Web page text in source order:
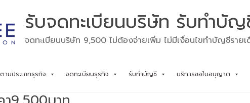
รับจดทะเบียนบริษัท รับทำบั
จดทะเบียนบริษัท 9,500 ไม่ต้องจ่ายเพิ่ม ไม่มีเงื่อนไขทำบัญชีรา
ามประเภทธุรกิจ จดทะเบียนธุรกิจ รับทำบัญชี บริการขอใบอนุญาต